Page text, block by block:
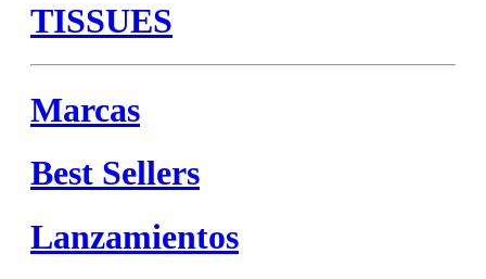
TISSUES
Marcas
Best Sellers
Lanzamientos